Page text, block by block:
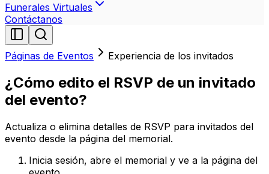
Funerales Virtuales
Contáctanos
Páginas de Eventos Experiencia de los invitados
¿Cómo edito el RSVP de un invitado
del evento?
Actualiza o elimina detalles de RSVP para invitados del
evento desde la página del memorial.
Inicia sesión, abre el memorial y ve a la página del